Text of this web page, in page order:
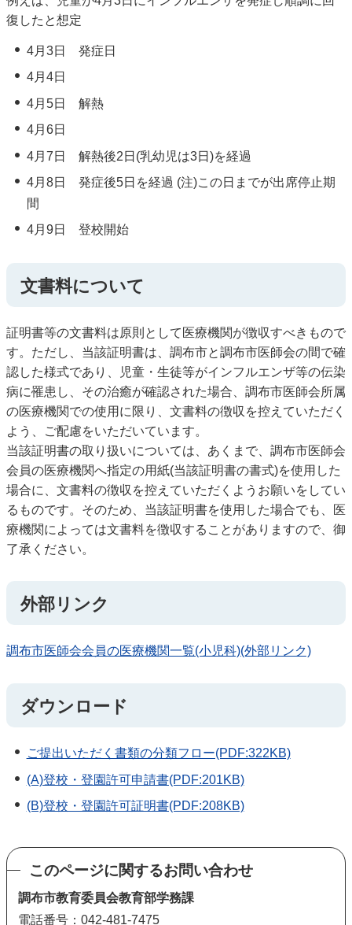
復したと想定
4月3日 発症日
4月4日
4月5日 解熱
4月6日
4月7日 解熱後2日(乳幼児は3日)を経過
4月8日 発症後5日を経過 (注)この日までが出席停止期
間
4月9日 登校開始
文書料について
証明書等の文書料は原則として医療機関が徴収すべきもので
す。ただし、当該証明書は、調布市と調布市医師会の間で確
認した様式であり、児童・生徒等がインフルエンザ等の伝染
病に罹患し、その治癒が確認された場合、調布市医師会所属
の医療機関での使用に限り、文書料の徴収を控えていただく
よう、ご配慮をいただいています。
当該証明書の取り扱いについては、あくまで、調布市医師会
会員の医療機関へ指定の用紙(当該証明書の書式)を使用した
場合に、文書料の徴収を控えていただくようお願いをしてい
るものです。そのため、当該証明書を使用した場合でも、医
療機関によっては文書料を徴収することがありますので、御
了承ください。
外部リンク
調布市医師会会員の医療機関一覧(小児科)(外部リンク)
ダウンロード
ご提出いただく書類の分類フロー(PDF:322KB)
(A)登校・登園許可申請書(PDF:201KB)
(B)登校・登園許可証明書(PDF:208KB)
このページに関するお問い合わせ
調布市教育委員会教育部学務課
電話番号：042-481-7475